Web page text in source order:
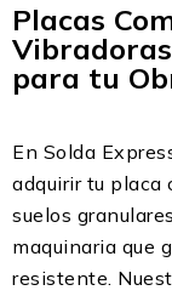
Placas
para tu
En Solda
adquirir tu placa
suelos
maquinaria que
resistente.